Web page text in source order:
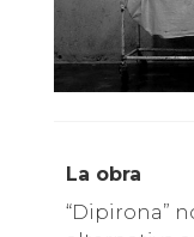
La obra
“Dipirona”